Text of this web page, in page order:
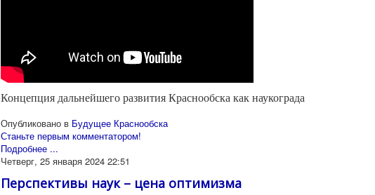
Концепция дальнейшего развития Краснообска как наукограда
Опубликовано в Будущее Краснообска
Станьте первым комментатором!
Подробнее ...
Четверг, 25 января 2024 22:51
Перспективы наук – цена оптимизма